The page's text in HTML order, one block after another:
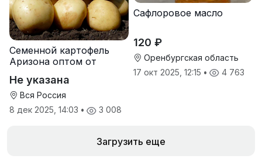
Семенной картофель
Аризона оптом от
Не указана
Вся Россия
8 дек 2025, 14:03 • 3 008
Сафлоровое масло
120 ₽
Оренбургская область
17 окт 2025, 12:15 • 4 763
Загрузить еще